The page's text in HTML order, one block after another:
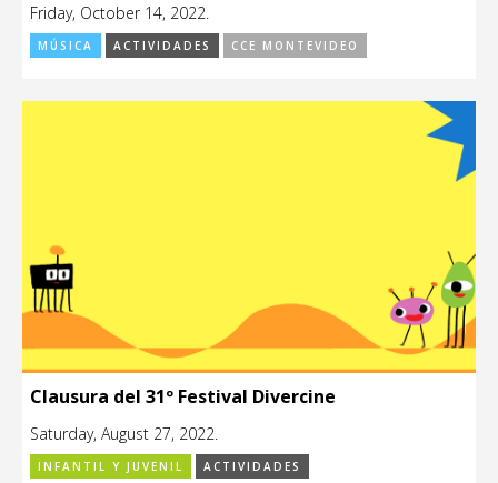
Friday, October 14, 2022.
MÚSICA ACTIVIDADES CCE MONTEVIDEO
Clausura del 31º Festival Divercine
Saturday, August 27, 2022.
INFANTIL Y JUVENIL
ACTIVIDADES